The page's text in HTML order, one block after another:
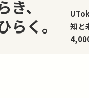
、
らく。
知と